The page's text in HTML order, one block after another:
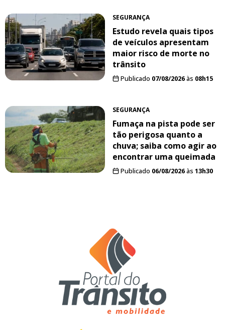
SEGURANÇA
Estudo revela quais tipos
de veículos apresentam
maior risco de morte no
trânsito
Publicado 07/08/2026às 08h15
SEGURANÇA
Fumaça na pista pode ser
tão perigosa quanto a
chuva; saiba como agir ao
encontrar uma queimada
Publicado 06/08/2026às 13h30